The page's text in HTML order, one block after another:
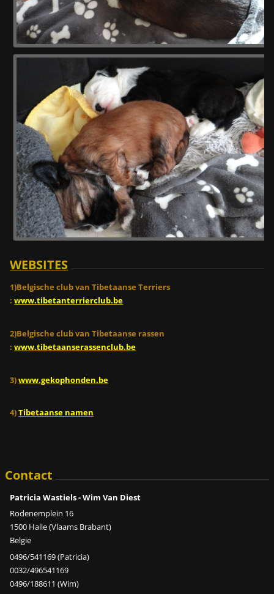
WEBSITES
1)Belgische club van Tibetaanse Terriers
:www.tibetanterrierclub.be
2)Belgische club van Tibetaanse rassen
: www.tibetaanserassenclub.be
3)www.gekophonden.be
4)Tibetaanse namen
Contact
Patricia Wastiels - Wim Van Diest
Rodenemplein 16
1500 Halle (Vlaams Brabant)
Belgie
0496/541169 (Patricia)
0032/496541169
0496/188611 (Wim)